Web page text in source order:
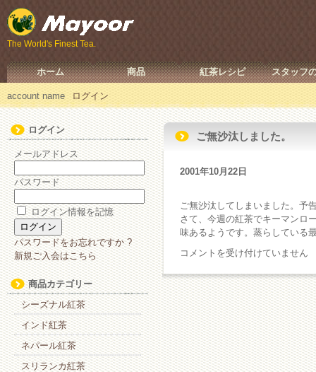
The World's Finest Tea.
ホーム 商品 紅茶レシピ スタッフ
account name ログイン
ログイン
メールアドレス
パスワード
ログイン情報を記憶
パスワードをお忘れですか ?
新規ご入会はこちら
商品カテゴリー
シーズナル紅茶
インド紅茶
ネパール紅茶
スリランカ紅茶
ご無沙汰しました。
2001年10月22日
ご無沙汰してしまいました。予
さて、今週の紅茶でキーマンロ
味あるようです。蒸らしている
ご
沙
汰
し
ま
し
た。
は
コメントを受け付けていません